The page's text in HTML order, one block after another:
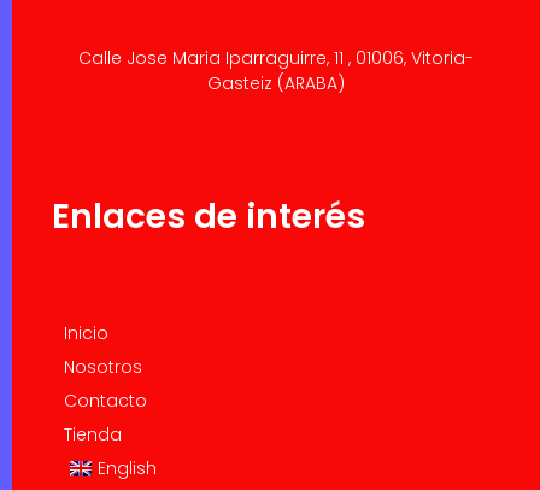
Calle Jose Maria Iparraguirre, 11 , 01006, Vitoria-
Gasteiz (ARABA)
Enlaces de interés
Inicio
Nosotros
Contacto
Tienda
English